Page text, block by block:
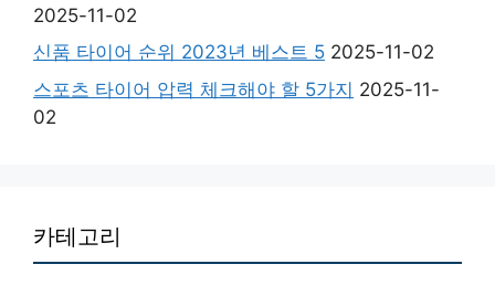
2025-11-02
신품 타이어 순위 2023년 베스트 5 2025-11-02
스포츠 타이어 압력 체크해야 할 5가지 2025-11-
02
카테고리